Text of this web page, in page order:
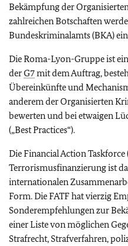
Bekämpfung der
zahlreichen Botschaften
Bundeskriminalamts (BKA)
Die Roma-Lyon-Gruppe ist
derG7mit dem Auftrag,
Übereinkünfte und
anderem der Organisierten
bewerten und bei etwaigen
(„Best Practices“).
DieFinancial Action Taskforce
Terrorismusfinanzierung ist
internationalen
Form. Die FATF hat vierzig
Sonderempfehlungen zur
einer Liste von möglichen
Strafrecht, Strafverfahren,